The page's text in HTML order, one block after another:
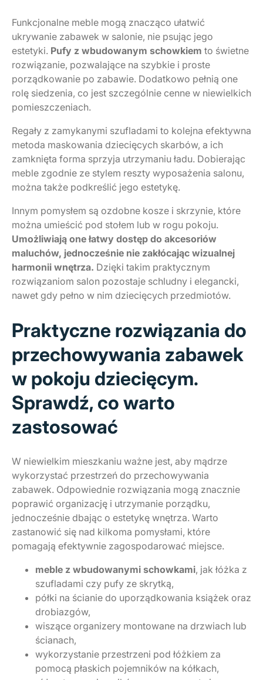
Funkcjonalne meble mogą znacząco ułatwić
ukrywanie zabawek w salonie, nie psując jego
estetyki. Pufy z wbudowanym schowkiem to świetne
rozwiązanie, pozwalające na szybkie i proste
porządkowanie po zabawie. Dodatkowo pełnią one
rolę siedzenia, co jest szczególnie cenne w niewielkich
pomieszczeniach.
Regały z zamykanymi szufladami to kolejna efektywna
metoda maskowania dziecięcych skarbów, a ich
zamknięta forma sprzyja utrzymaniu ładu. Dobierając
meble zgodnie ze stylem reszty wyposażenia salonu,
można także podkreślić jego estetykę.
Innym pomysłem są ozdobne kosze i skrzynie, które
można umieścić pod stołem lub w rogu pokoju.
Umożliwiają one łatwy dostęp do akcesoriów
maluchów, jednocześnie nie zakłócając wizualnej
harmonii wnętrza. Dzięki takim praktycznym
rozwiązaniom salon pozostaje schludny i elegancki,
nawet gdy pełno w nim dziecięcych przedmiotów.
Praktyczne rozwiązania do
przechowywania zabawek
w pokoju dziecięcym.
Sprawdź, co warto
zastosować
W niewielkim mieszkaniu ważne jest, aby mądrze
wykorzystać przestrzeń do przechowywania
zabawek. Odpowiednie rozwiązania mogą znacznie
poprawić organizację i utrzymanie porządku,
jednocześnie dbając o estetykę wnętrza. Warto
zastanowić się nad kilkoma pomysłami, które
pomagają efektywnie zagospodarować miejsce.
meble z wbudowanymi schowkami, jak łóżka z
szufladami czy pufy ze skrytką,
półki na ścianie do uporządkowania książek oraz
drobiazgów,
wiszące organizery montowane na drzwiach lub
ścianach,
wykorzystanie przestrzeni pod łóżkiem za
pomocą płaskich pojemników na kółkach,